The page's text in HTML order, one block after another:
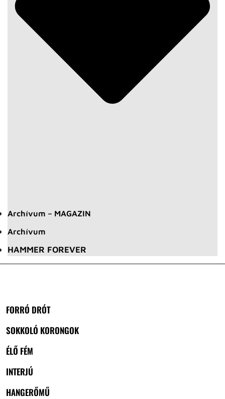
Archívum – MAGAZIN
Archívum
HAMMER FOREVER
FORRÓ DRÓT
SOKKOLÓ KORONGOK
ÉLŐ FÉM
INTERJÚ
HANGERŐMŰ